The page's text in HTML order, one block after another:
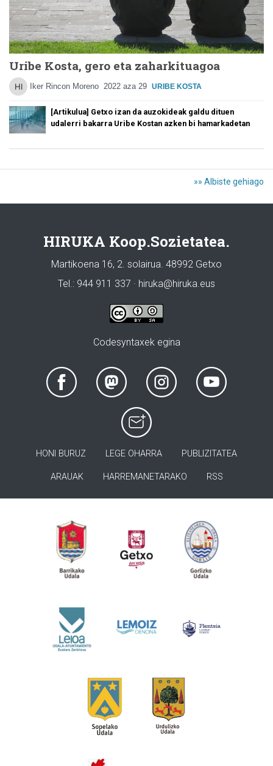
Uribe Kosta, gero eta zaharkituagoa
Iker Rincon Moreno 2022 aza 29 URIBE KOSTA
[Artikulua] Getxo izan da auzokideak galdu dituen
udalerri bakarra Uribe Kostan azken bi hamarkadetan
»» Albiste gehiago
HIRUKA Koop.Sozietatea.
Martikoena 16, 2. solairua. 48992 Getxo
Tel.: 944 911 337 · hiruka@hiruka.eus
Codesyntaxek egina
HONI BURUZ LEGE OHARRA PUBLIZITATEA
ARAUAK HARREMANETARAKO RSS